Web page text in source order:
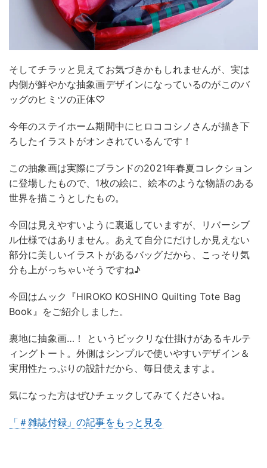
そしてチラッと見えてお気づきかもしれませんが、実は
内側が鮮やかな抽象画デザインになっているのがこのバ
ッグのヒミツの正体♡
今年のステイホーム期間中にヒロココシノさんが描き下
ろしたイラストがオンされているんです！
この抽象画は実際にブランドの2021年春夏コレクション
に登場したもので、1枚の絵に、絵本のような物語のある
世界を描こうとしたもの。
今回は見えやすいように裏返していますが、リバーシブ
ル仕様ではありません。あえて自分にだけしか見えない
部分に美しいイラストがあるバッグだから、こっそり気
分も上がっちゃいそうですね♪
今回はムック『HIROKO KOSHINO Quilting Tote Bag
Book』をご紹介しました。
裏地に抽象画…！ というビックリな仕掛けがあるキルテ
ィングトート。外側はシンプルで使いやすいデザイン＆
実用性たっぷりの設計だから、毎日使えますよ。
気になった方はぜひチェックしてみてくださいね。
「＃雑誌付録」の記事をもっと見る